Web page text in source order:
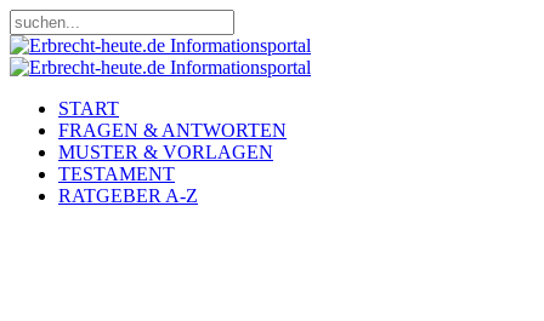
START
FRAGEN & ANTWORTEN
MUSTER & VORLAGEN
TESTAMENT
RATGEBER A-Z